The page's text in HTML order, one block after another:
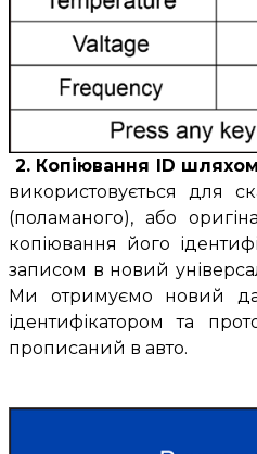
2. Копіювання ID шляхом
використовується для
(поламаного), або
копіювання його
записом в новий
Ми отримуємо новий
ідентифікатором та
прописаний в авто.